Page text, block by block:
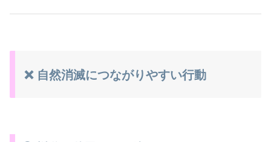
❌ 自然消滅につながりやすい行動